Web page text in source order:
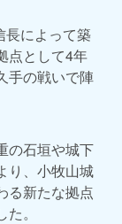
長によって築
点として4年
手の戦いで陣
の石垣や城下
り、小牧山城
る新たな拠点
。